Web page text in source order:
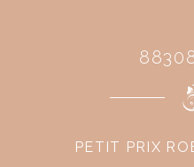
PETIT PRIX